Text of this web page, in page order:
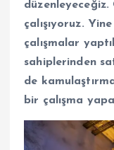
çalışıyoruz.
çalışmalar
sahiplerinden
de
bir çalışma